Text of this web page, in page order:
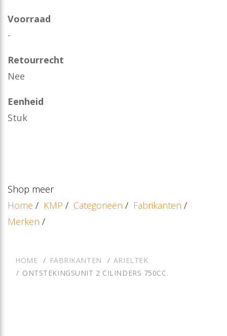
Voorraad
-
Retourrecht
Nee
Eenheid
Stuk
Shop meer
Home / KMP / Categorieën / Fabrikanten /
Merken /
HOME FABRIKANTEN
ARIELTEK
ONTSTEKINGSUNIT 2 CILINDERS 750CC.​